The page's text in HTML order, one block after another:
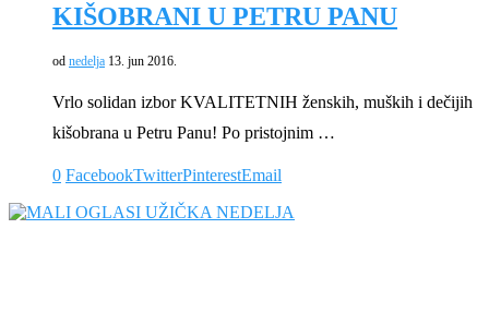
KIŠOBRANI U PETRU PANU
od nedelja 13. jun 2016.
Vrlo solidan izbor KVALITETNIH ženskih, muških i dečijih
kišobrana u Petru Panu! Po pristojnim …
0 FacebookTwitterPinterestEmail